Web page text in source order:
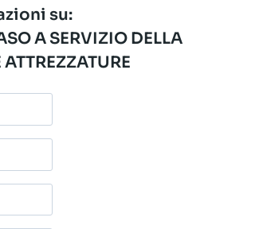
su:
A SERVIZIO DELLA